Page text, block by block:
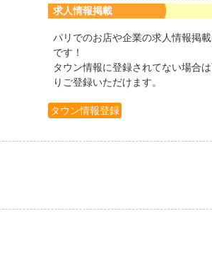
求人情報掲載
パリでのお店や企業の求人情報掲
です！
タウン情報に登録されてない場合
りご登録いただけます。
タウン情報登録